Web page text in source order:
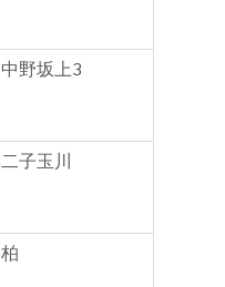
中野坂上3
二子玉川
柏